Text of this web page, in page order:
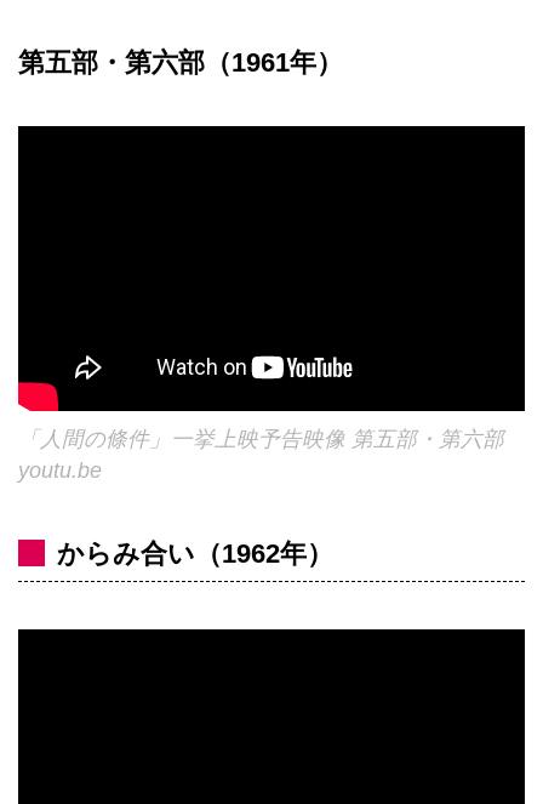
第五部・第六部（1961年）
「人間の條件」一挙上映予告映像 第五部・第六部
youtu.be
からみ合い（1962年）